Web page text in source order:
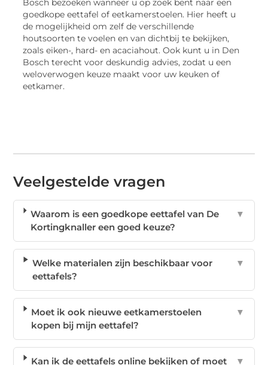
Bosch bezoeken wanneer u op zoek bent naar een
goedkope eettafel of eetkamerstoelen. Hier heeft u
de mogelijkheid om zelf de verschillende
houtsoorten te voelen en van dichtbij te bekijken,
zoals eiken-, hard- en acaciahout. Ook kunt u in Den
Bosch terecht voor deskundig advies, zodat u een
weloverwogen keuze maakt voor uw keuken of
eetkamer.
Veelgestelde vragen
Waarom is een goedkope eettafel van De
Kortingknaller een goed keuze?
▼
Welke materialen zijn beschikbaar voor
eettafels?
▼
Moet ik ook nieuwe eetkamerstoelen
kopen bij mijn eettafel?
▼
Kan ik de eettafels online bekijken of moet
▼